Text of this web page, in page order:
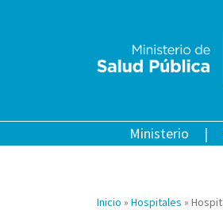
Ministerio
Inicio » Hospitales »